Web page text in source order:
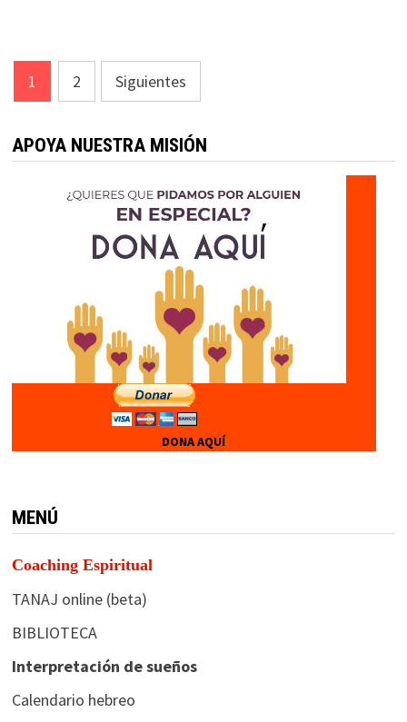
Paginación
de
entradas
1 2 Siguientes
APOYA NUESTRA MISIÓN
DONA AQUÍ
MENÚ
Coaching Espiritual
TANAJ online (beta)
BIBLIOTECA
Interpretación de sueños
Calendario hebreo